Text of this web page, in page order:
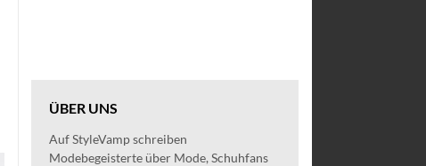
ÜBER UNS
Auf StyleVamp schreiben
Modebegeisterte über Mode, Schuhfans